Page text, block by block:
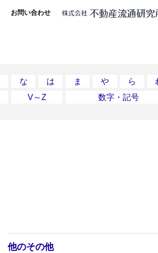
お問い合わせ
な は ま や ら
V～Z 数字・記号
他のその他